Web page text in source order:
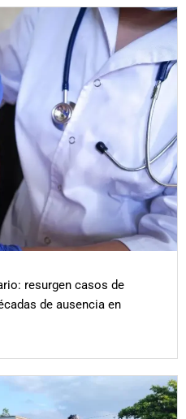
resurgen casos de
de ausencia en